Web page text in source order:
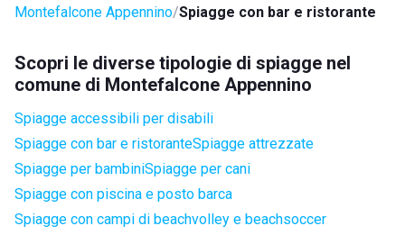
Montefalcone Appennino Spiagge con bar e ristorante
Scopri le diverse tipologie di spiagge nel
comune di Montefalcone Appennino
Spiagge accessibili per disabili
Spiagge con bar e ristoranteSpiagge attrezzate
Spiagge per bambiniSpiagge per cani
Spiagge con piscina e posto barca
Spiagge con campi di beachvolley e beachsoccer